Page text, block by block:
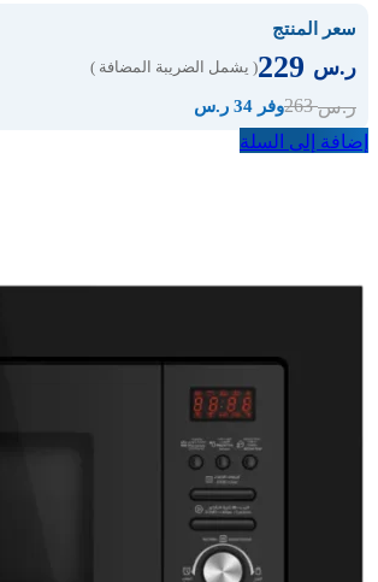
سعر المنتج
ر.س ( يشمل الضريبة المضافة )
ر.س263 وفر 34 ر.س
إضافة إلى السلة